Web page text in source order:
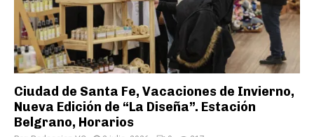
Ciudad de Santa Fe, Vacaciones de Invierno,
Nueva Edición de “La Diseña”. Estación
Belgrano, Horarios